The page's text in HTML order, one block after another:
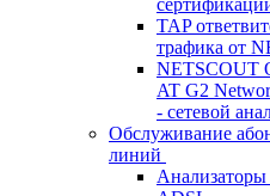
TAP
трафика от
NETSCOUT
AT G2
- сетевой
Обслуживание
линий
Анализаторы